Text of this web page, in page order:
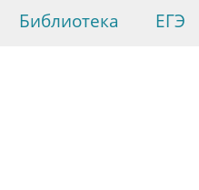
Библиотека ЕГЭ